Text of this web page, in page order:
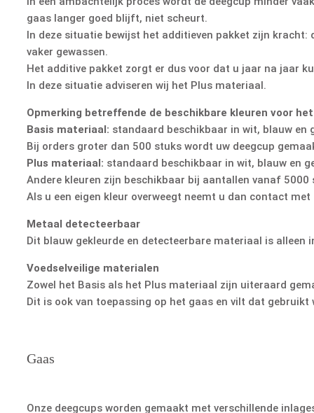
gaas langer goed blijft, niet scheurt.
In deze situatie bewijst het additieven pakket zijn
vaker gewassen.
Het additive pakket zorgt er dus voor dat u jaar na jaar
In deze situatie adviseren wij het Plus materiaal.
Opmerking betreffende de beschikbare kleuren voor
Basis materiaal: standaard beschikbaar in wit, blauw en
Bij orders groter dan 500 stuks wordt uw deegcup
Plus materiaal: standaard beschikbaar in wit, blauw en
Andere kleuren zijn beschikbaar bij aantallen vanaf 5000
Als u een eigen kleur overweegt neemt u dan contact
Metaal detecteerbaar
Dit blauw gekleurde en detecteerbare materiaal is alleen
Voedselveilige materialen
Zowel het Basis als het Plus materiaal zijn uiteraard
Dit is ook van toepassing op het gaas en vilt dat
Gaas
Onze deegcups worden gemaakt met verschillende